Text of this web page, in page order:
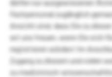
dürfen nur ausgewiesenen
Fachpersonal zugänglich
Ansicht sind, dass Sie zu
wir uns freuen, wenn Sie sich
registrieren würden! Im
Zugang zu diesem und vielen
zu medizinisch-